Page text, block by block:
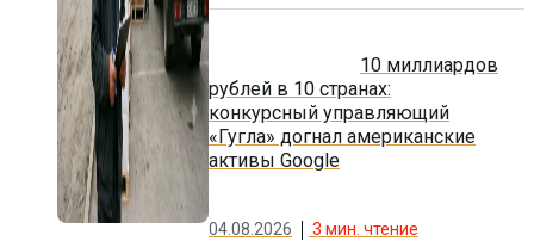
10 миллиардов
рублей в 10 странах:
конкурсный управляющий
«Гугла» догнал американские
активы Google
04.08.2026 3 мин. чтение